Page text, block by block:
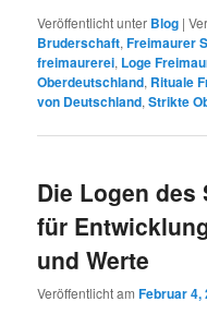
Veröffentlicht unter Blog |
Bruderschaft,Freimaurer
freimaurerei, Loge
Oberdeutschland, Rituale
von Deutschland,Strikte
Die Logen des
für
und Werte
Veröffentlicht amFebruar 4,